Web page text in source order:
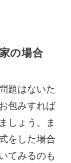
の場合
題はないた
包みすれば
しょう。ま
をした場合
てみるのも